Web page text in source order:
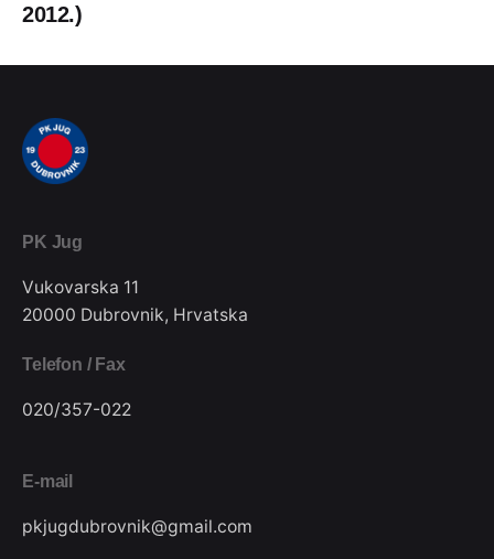
2012.)
PK Jug
Vukovarska 11
20000 Dubrovnik, Hrvatska
Telefon / Fax
020/357-022
E-mail
pkjugdubrovnik@gmail.com